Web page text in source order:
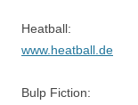
Heatball:
www.heatball.de
Bulp Fiction: